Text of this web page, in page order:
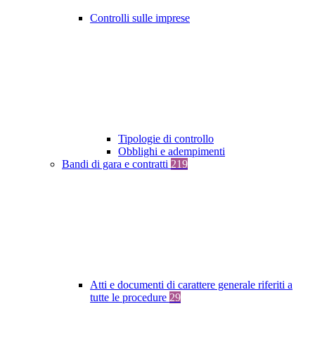
Controlli sulle imprese
Tipologie di controllo
Obblighi e adempimenti
Bandi di gara e contratti 219
Atti e documenti di carattere generale riferiti a
tutte le procedure 29